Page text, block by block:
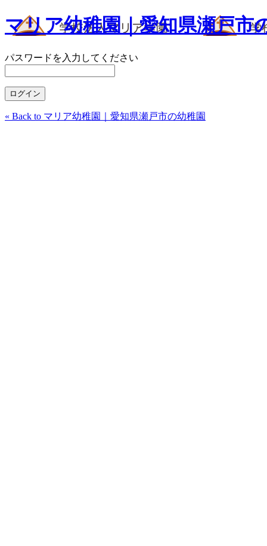
マリア幼稚園｜愛知県瀬戸市
パスワードを入力してください
« Back to マリア幼稚園｜愛知県瀬戸市の幼稚園